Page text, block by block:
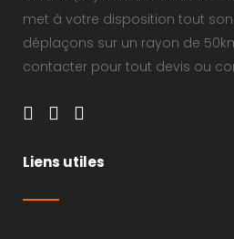
met à votre disposition tout
déplaçons sur un rayon de
contacter pour tout devis ou
Liens utiles